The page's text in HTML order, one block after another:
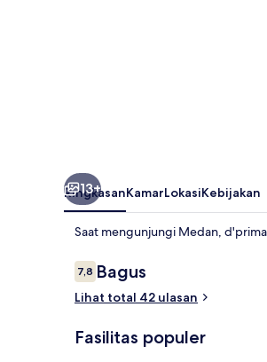
13+
RingkasanKamarLokasiKebijakan
Saat mengunjungi Medan,
Ulasan
7,87,8 dari 10
Bagus
Lihat total 42 ulasan
Fasilitas populer